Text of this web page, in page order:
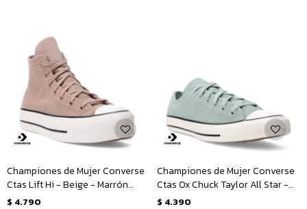
Championes de Mujer Converse
Ctas Lift Hi - Beige - Marrón
Tierra
$ 4.790
Championes de Mujer Converse
Ctas Ox Chuck Taylor All Star -
Verde - Blanco
$ 4.390